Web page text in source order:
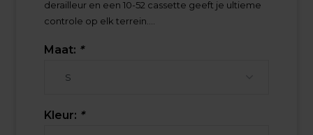
derailleur en een 10-52 cassette geeft je ultieme
controle op elk terrein....
Maat: *
Kleur: *